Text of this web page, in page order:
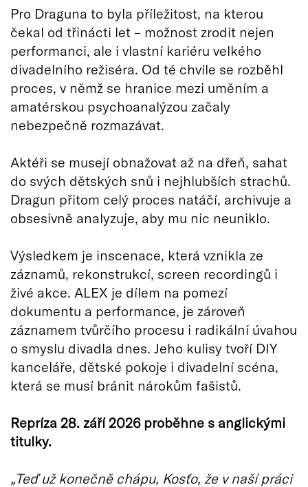
Pro Draguna to byla příležitost, na kterou
čekal od třinácti let – možnost zrodit nejen
performanci, ale i vlastní kariéru velkého
divadelního režiséra. Od té chvíle se rozběhl
proces, v němž se hranice mezi uměním a
amatérskou psychoanalýzou začaly
nebezpečně rozmazávat.
Aktéři se musejí obnažovat až na dřeň, sahat
do svých dětských snů i nejhlubších strachů.
Dragun přitom celý proces natáčí, archivuje a
obsesivně analyzuje, aby mu nic neuniklo.
Výsledkem je inscenace, která vznikla ze
záznamů, rekonstrukcí, screen recordingů i
živé akce. ALEX je dílem na pomezí
dokumentu a performance, je zároveň
záznamem tvůrčího procesu i radikální úvahou
o smyslu divadla dnes. Jeho kulisy tvoří DIY
kanceláře, dětské pokoje i divadelní scéna,
která se musí bránit nárokům fašistů.
Repríza 28. září 2026 proběhne s anglickými
titulky.
„Teď už konečně chápu, Kosťo, že v naší práci